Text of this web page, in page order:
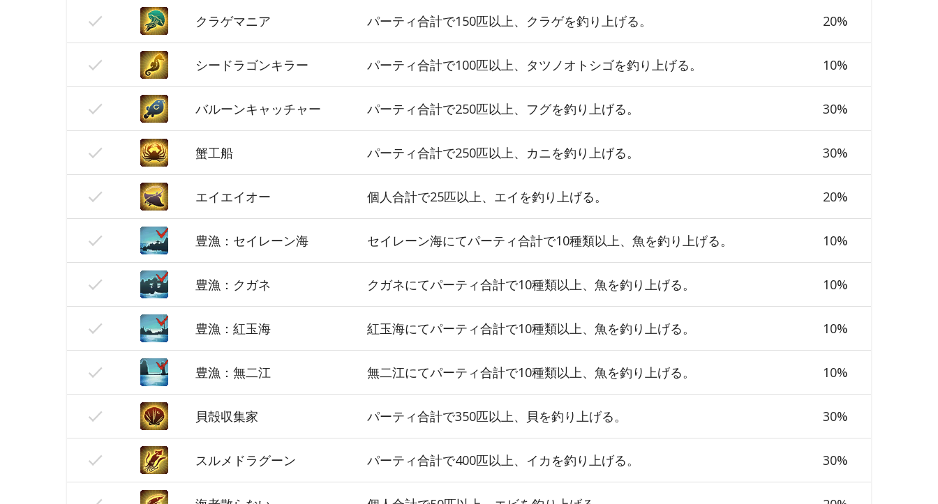
クラゲマニア パーティ合計で150匹以上、クラゲを釣り上げる。 20%
シードラゴンキラー パーティ合計で100匹以上、タツノオトシゴを釣り上げる。 10%
バルーンキャッチャー パーティ合計で250匹以上、フグを釣り上げる。 30%
蟹工船 パーティ合計で250匹以上、カニを釣り上げる。 30%
エイエイオー 個人合計で25匹以上、エイを釣り上げる。 20%
豊漁：セイレーン海 セイレーン海にてパーティ合計で10種類以上、魚を釣り上げる。 10%
豊漁：クガネ クガネにてパーティ合計で10種類以上、魚を釣り上げる。 10%
豊漁：紅玉海 紅玉海にてパーティ合計で10種類以上、魚を釣り上げる。 10%
豊漁：無二江 無二江にてパーティ合計で10種類以上、魚を釣り上げる。 10%
貝殻収集家 パーティ合計で350匹以上、貝を釣り上げる。 30%
スルメドラグーン パーティ合計で400匹以上、イカを釣り上げる。 30%